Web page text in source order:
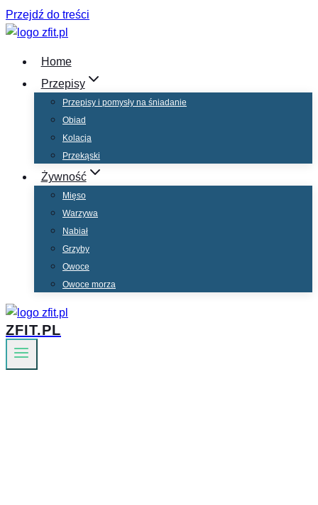
Przejdź do treści
Home
Przepisy
Przepisy i pomysły na śniadanie
Obiad
Kolacja
Przekąski
Żywność
Mięso
Warzywa
Nabiał
Grzyby
Owoce
Owoce morza
ZFIT.PL